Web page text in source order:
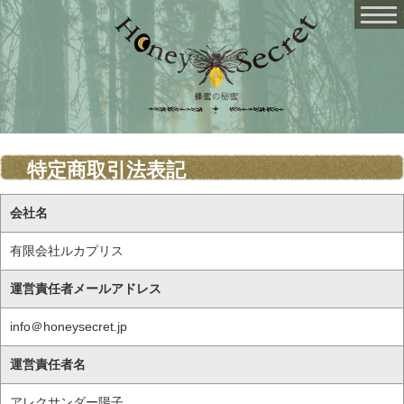
特定商取引法表記
会社名
有限会社ルカプリス
運営責任者メールアドレス
info＠honeysecret.jp
運営責任者名